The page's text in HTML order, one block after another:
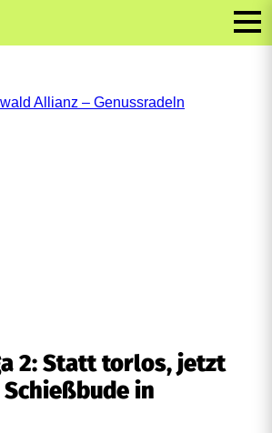
2: Statt torlos, jetzt
in